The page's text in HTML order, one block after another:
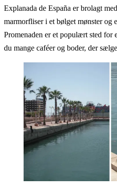
Explanada de España er brolagt
marmorfliser i et bølget mønster og
Promenaden er et populært sted for
du mange caféer og boder, der